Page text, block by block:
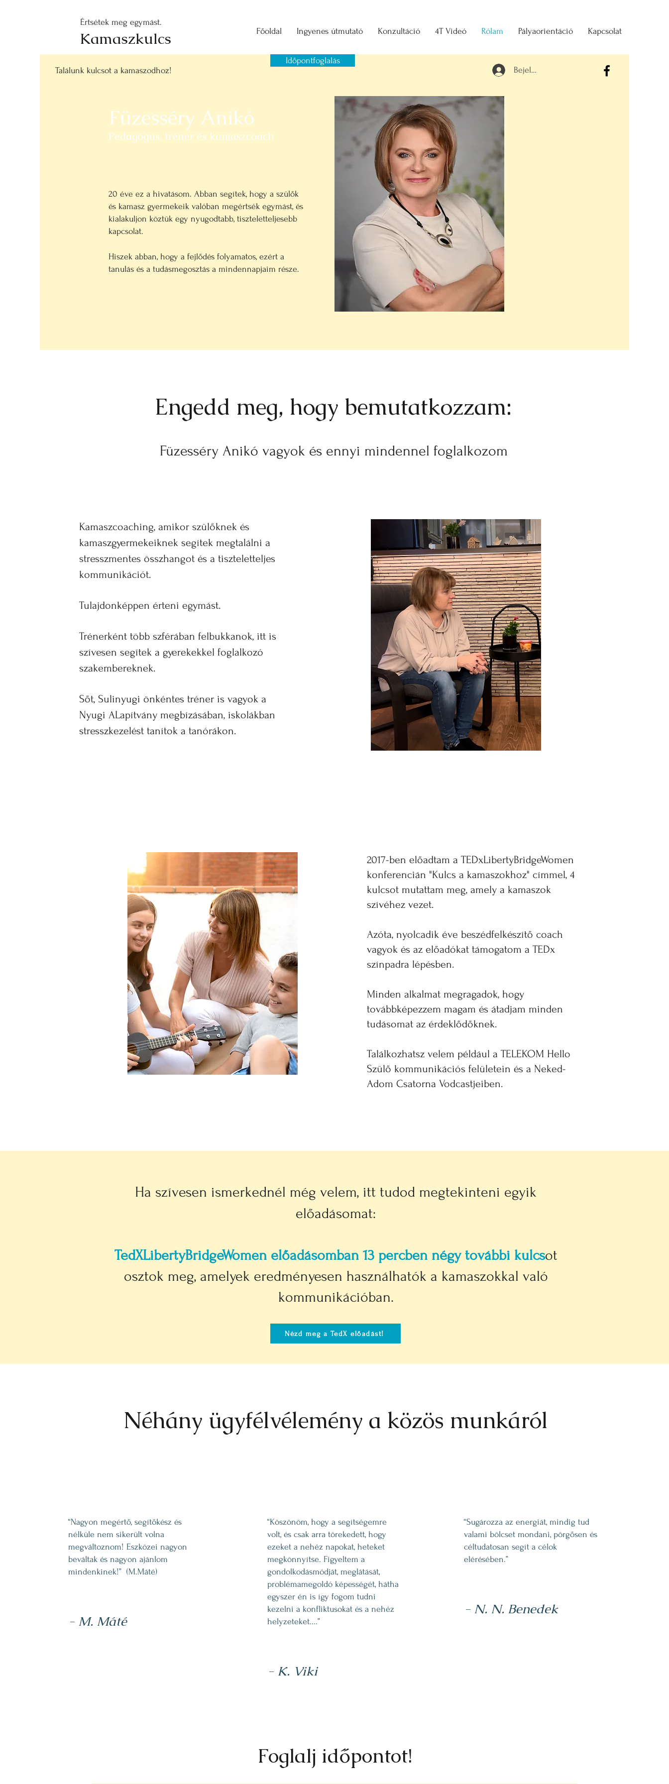
Értsétek meg egymást.
Kamaszkulcs Főoldal Ingyenes útmutató Konzultáció 4T Videó Rólam Pályaorientáció Kapcsolat
Találunk kulcsot a kamaszodhoz!
Időpontfoglalás
Bejelentkezés
Füzesséry Anikó
Pedagógus, tréner és kamaszcoach
20 éve ez a hivatásom. Abban segítek, hogy a szülők
és kamasz gyermekeik valóban megértsék egymást, és
kialakuljon köztük egy nyugodtabb, tiszteletteljesebb
kapcsolat.
Hiszek abban, hogy a fejlődés folyamatos, ezért a
tanulás és a tudásmegosztás a mindennapjaim része.
Engedd meg, hogy bemutatkozzam:
Füzesséry Anikó vagyok és ennyi mindennel foglalkozom
Kamaszcoaching, amikor szülőknek és
kamaszgyermekeiknek segítek megtalálni a
stresszmentes összhangot és a tiszteletteljes
kommunikációt.
Tulajdonképpen érteni egymást.
Trénerként több szférában felbukkanok, itt is
szívesen segítek a gyerekekkel foglalkozó
szakembereknek.
Sőt, Sulinyugi önkéntes tréner is vagyok a
Nyugi ALapítvány megbízásában, iskolákban
stresszkezelést tanítok a tanórákon.
2017-ben előadtam a TEDxLibertyBridgeWomen
konferencián "Kulcs a kamaszokhoz" címmel, 4
kulcsot mutattam meg, amely a kamaszok
szívéhez vezet.
Azóta, nyolcadik éve beszédfelkészítő coach
vagyok és az előadókat támogatom a TEDx
színpadra lépésben.
Minden alkalmat megragadok, hogy
továbbképezzem magam és átadjam minden
tudásomat az érdeklődőknek.
Találkozhatsz velem például a TELEKOM Hello
Szülő kommunikációs felületein és a Neked-
Adom Csatorna Vodcastjeiben.
Ha szívesen ismerkednél még velem, itt tudod megtekinteni egyik
előadásomat:
TedXLibertyBridgeWomen előadásomban 13 percben négy további kulcsot
osztok meg, amelyek eredményesen használhatók a kamaszokkal való
kommunikációban.
Nézd meg a TedX előadást!
Néhány ügyfélvélemény a közös munkáról
“Nagyon megértő, segítőkész és
nélküle nem sikerült volna
megváltoznom! Eszközei nagyon
beváltak és nagyon ajánlom
mindenkinek!” (M.Máté)
- M. Máté
“Köszönöm, hogy a segítségemre
volt, és csak arra törekedett, hogy
ezeket a nehéz napokat, heteket
megkönnyítse. Figyeltem a
gondolkodásmódját, meglátását,
problémamegoldó képességét, hátha
egyszer én is így fogom tudni
kezelni a konfliktusokat és a nehéz
helyzeteket....”
- K. Viki
“Sugározza az energiát, mindig tud
valami bölcset mondani, pörgősen és
céltudatosan segít a célok
elérésében.”
- N. N. Benedek
Foglalj időpontot!